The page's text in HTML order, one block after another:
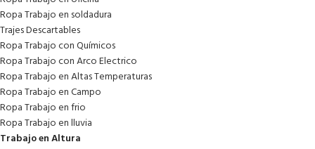
Ropa Trabajo en soldadura
Trajes Descartables
Ropa Trabajo con Químicos
Ropa Trabajo con Arco Electrico
Ropa Trabajo en Altas Temperaturas
Ropa Trabajo en Campo
Ropa Trabajo en frio
Ropa Trabajo en lluvia
Trabajo en Altura